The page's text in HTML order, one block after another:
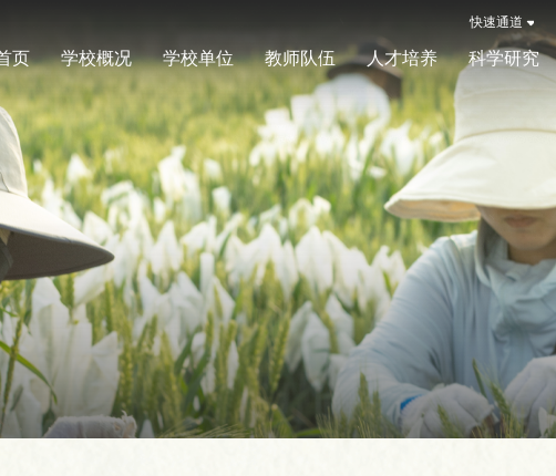
快速通道
页 学校概况 学校单位 教师队伍 人才培养 科学研究